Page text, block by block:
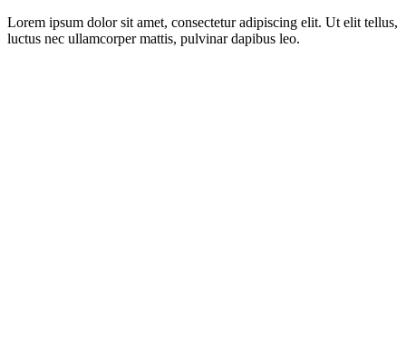
Lorem ipsum dolor sit amet, consectetur adipiscing elit. Ut elit tellus,
luctus nec ullamcorper mattis, pulvinar dapibus leo.